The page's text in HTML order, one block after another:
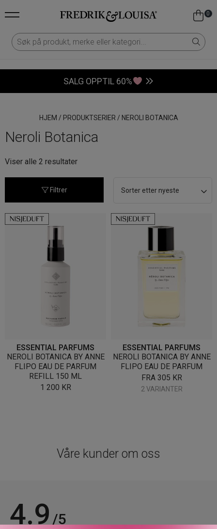
0
SALG OPPTIL 60%
HJEM / PRODUKTSERIER / NEROLI BOTANICA
Neroli Botanica
Viser alle 2 resultaterSortert
Filtrer
ESSENTIAL PARFUMS
NEROLI BOTANICA BY ANNE
FLIPO EAU DE PARFUM
REFILL 150 ML
1 200 KR
ESSENTIAL PARFUMS
NEROLI BOTANICA BY ANNE
FLIPO EAU DE PARFUM
FRA 305 KR
2 VARIANTER
Våre kunder om oss
4.9 /5